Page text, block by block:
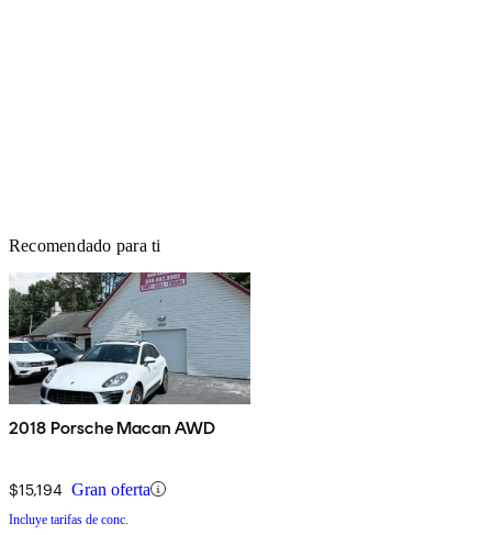
Recomendado para ti
2018 Porsche Macan AWD
$15,194 Gran oferta
Incluye tarifas de conc.